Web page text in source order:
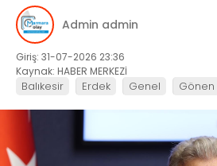
Admin admin
Giriş: 31-07-2026 23:36
Kaynak: HABER MERKEZİ
Balıkesir Erdek Genel Gönen